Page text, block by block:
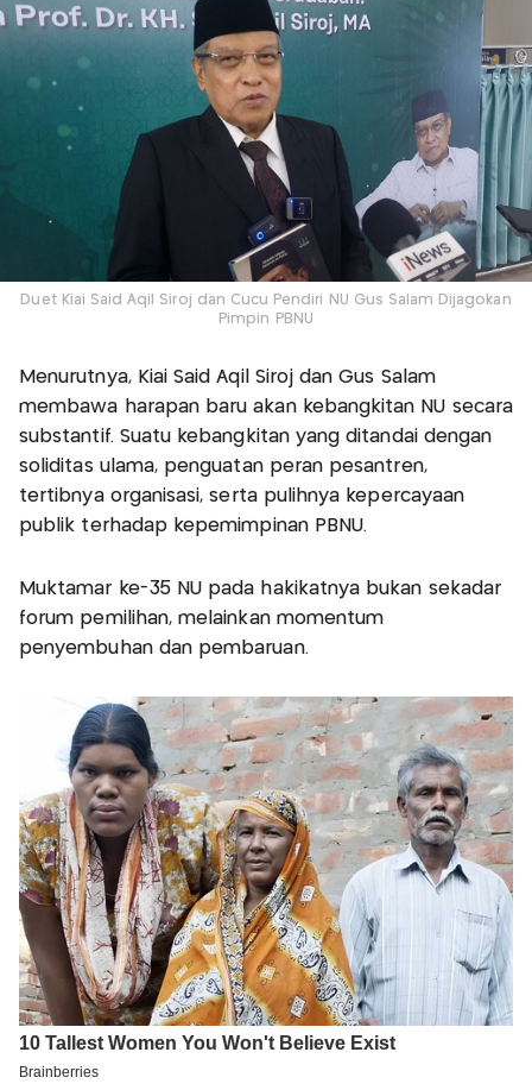
Duet Kiai Said Aqil Siroj dan Cucu Pendiri NU Gus Salam Dijagokan
Pimpin PBNU
Menurutnya, Kiai Said Aqil Siroj dan Gus Salam
membawa harapan baru akan kebangkitan NU secara
substantif. Suatu kebangkitan yang ditandai dengan
soliditas ulama, penguatan peran pesantren,
tertibnya organisasi, serta pulihnya kepercayaan
publik terhadap kepemimpinan PBNU.
Muktamar ke-35 NU pada hakikatnya bukan sekadar
forum pemilihan, melainkan momentum
penyembuhan dan pembaruan.